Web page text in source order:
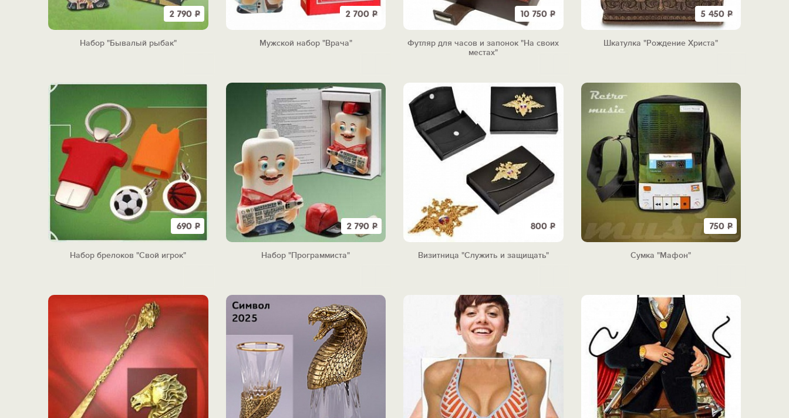
2 790Р
Набор "Бывалый рыбак"
2 700 Р
Мужской набор "Врача"
10 750Р
Футляр для часов и запонок "На своих
местах"
5 450 Р
Шкатулка "Рождение Христа"
690Р
Набор брелоков "Свой игрок"
2 790 Р
Набор "Программиста"
800Р
Визитница "Служить и защищать"
750 Р
Сумка "Мафон"